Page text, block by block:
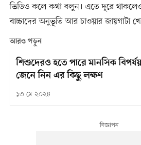
ভিডিও কলে কথা বলুন। এতে দূরে
বাচ্চাদের অনুভূতি আর চাওয়ার জায়গাটা
আরও পড়ুন
শিশুদেরও হতে পারে মানসিক
জেনে নিন এর কিছু লক্ষণ
১৩ মে ২০২৪